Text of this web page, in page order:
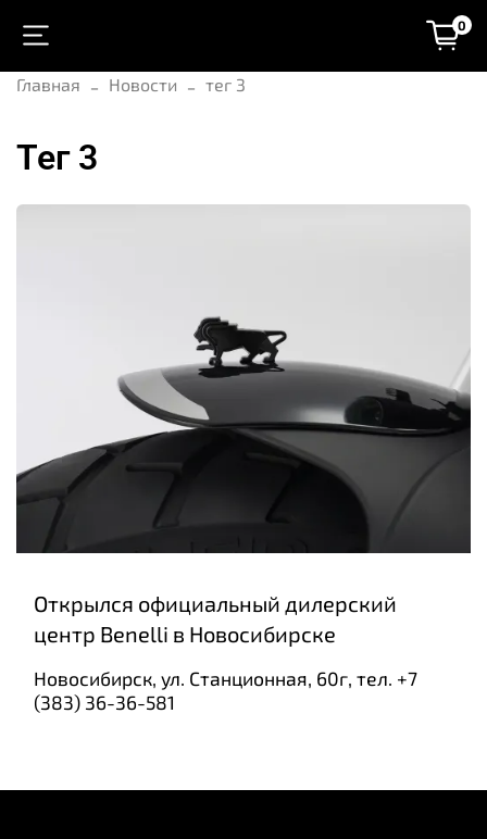
0
Главная Новости тег 3
тег 3
Открылся официальный дилерский
центр Benelli в Новосибирске
Новосибирск, ул. Станционная, 60г, тел. +7
(383) 36-36-581